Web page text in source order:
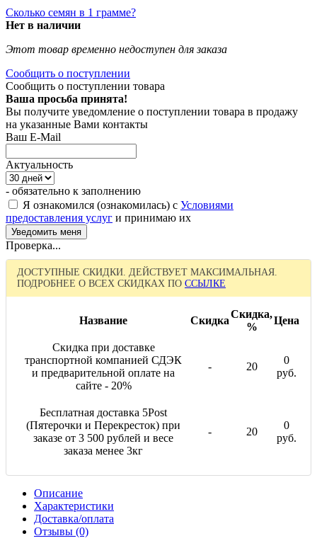
Сколько семян в 1 грамме?
Нет в наличии
Этот товар временно недоступен для заказа
Сообщить о поступлении
Сообщить о поступлении товара
Ваша просьба принята!
Вы получите уведомление о поступлении товара в продажу
на указанные Вами контакты
Ваш E-Mail
Актуальность
- обязательно к заполнению
Я ознакомился (ознакомилась) с Условиями
предоставления услуг и принимаю их
Проверка...
ДОСТУПНЫЕ СКИДКИ. ДЕЙСТВУЕТ МАКСИМАЛЬНАЯ.
ПОДРОБНЕЕ О ВСЕХ СКИДКАХ ПО ССЫЛКЕ
Название Скидка
Скидка,
%
Цена
Скидка при доставке
транспортной компанией СДЭК
и предварительной оплате на
сайте - 20%
- 20
0
руб.
Бесплатная доставка 5Post
(Пятерочки и Перекресток) при
заказе от 3 500 рублей и весе
заказа менее 3кг
- 20
0
руб.
Описание
Характеристики
Доставка/оплата
Отзывы (0)